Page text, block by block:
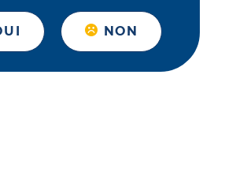
NON